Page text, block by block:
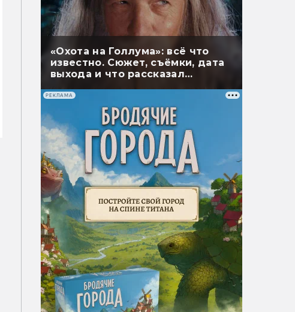
«Охота на Голлума»: всё что
известно. Сюжет, съёмки, дата
выхода и что рассказал
РЕКЛАМА